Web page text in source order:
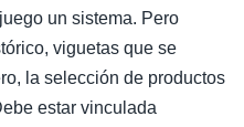
un sistema. Pero
viguetas que se
la selección de productos
estar vinculada